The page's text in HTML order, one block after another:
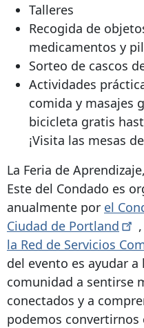
Talleres
Recogida de
medicamentos y
Sorteo de cascos
Actividades
comida y masajes
bicicleta gratis
¡Visita las mesas
La Feria de
Este del Condado es
anualmente por el
Ciudad de Portland
la Red de Servicios
del evento es ayudar
comunidad a sentirse
conectados y a
podemos convertirnos